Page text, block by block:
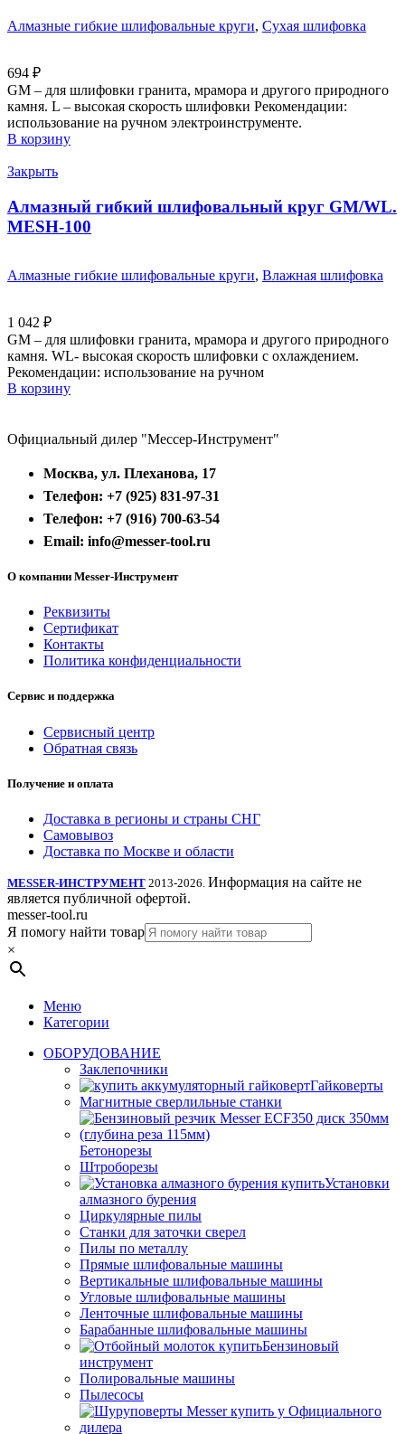
Алмазные гибкие шлифовальные круги, Сухая шлифовка
694 ₽
GM – для шлифовки гранита, мрамора и другого природного
камня. L – высокая скорость шлифовки Рекомендации:
использование на ручном электроинструменте.
В корзину
Закрыть
Алмазный гибкий шлифовальный круг GM/WL.
MESH-100
Алмазные гибкие шлифовальные круги, Влажная шлифовка
1 042 ₽
GM – для шлифовки гранита, мрамора и другого природного
камня. WL- высокая скорость шлифовки с охлаждением.
Рекомендации: использование на ручном
В корзину
Официальный дилер "Мессер-Инструмент"
Москва, ул. Плеханова, 17
Телефон: +7 (925) 831-97-31
Телефон: +7 (916) 700-63-54
Email: info@messer-tool.ru
О компании Messer-Инструмент
Реквизиты
Сертификат
Контакты
Политика конфиденциальности
Сервис и поддержка
Сервисный центр
Обратная связь
Получение и оплата
Доставка в регионы и страны СНГ
Самовывоз
Доставка по Москве и области
MESSER-ИНСТРУМЕНТ 2013-2026. Информация на сайте не
является публичной офертой.
messer-tool.ru
Я помогу найти товар
×
Меню
Категории
ОБОРУДОВАНИЕ
Заклепочники
Гайковерты
Магнитные сверлильные станки
Бетонорезы
Штроборезы
Установки
алмазного бурения
Циркулярные пилы
Станки для заточки сверел
Пилы по металлу
Прямые шлифовальные машины
Вертикальные шлифовальные машины
Угловые шлифовальные машины
Ленточные шлифовальные машины
Барабанные шлифовальные машины
Бензиновый
инструмент
Полировальные машины
Пылесосы